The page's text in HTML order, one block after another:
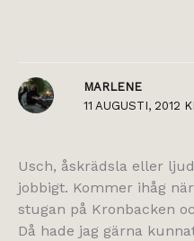
MARLENE
11 AUGUSTI, 2012
Usch, åskrädsla eller
jobbigt. Kommer ihåg
stugan på Kronbacken
Då hade jag gärna